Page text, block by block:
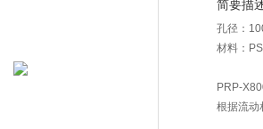
简要描
孔径：
材料：
PRP-
根据流动